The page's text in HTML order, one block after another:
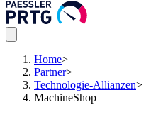
Home>
Partner>
Technologie-Allianzen>
MachineShop